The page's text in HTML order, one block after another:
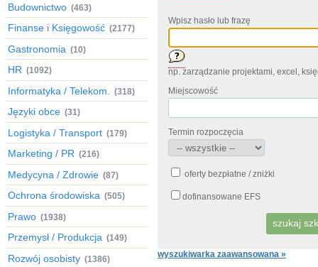
Budownictwo (463)
Finanse i Księgowość (2177)
Gastronomia (10)
HR (1092)
Informatyka / Telekom. (318)
Języki obce (31)
Logistyka / Transport (179)
Marketing / PR (216)
Medycyna / Zdrowie (87)
Ochrona środowiska (505)
Prawo (1938)
Przemysł / Produkcja (149)
Rozwój osobisty (1386)
Wpisz hasło lub frazę
np. zarządzanie projektami, excel,
Miejscowość
Termin rozpoczęcia
oferty bezpłatne / zniżki
dofinansowane EFS
wyszukiwarka zaawansowana »